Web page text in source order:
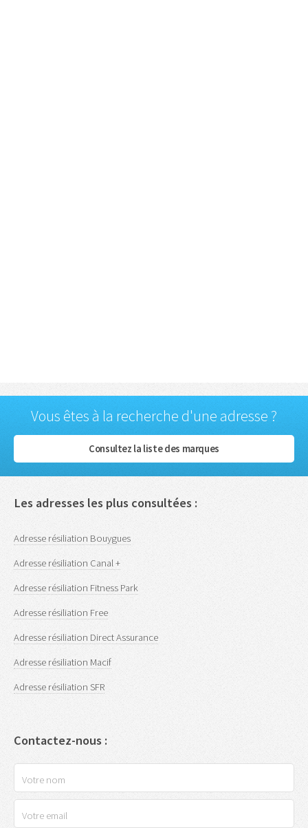
Vous êtes à la recherche d'une adresse ?
Consultez la liste des marques
Les adresses les plus consultées :
Adresse résiliation Bouygues
Adresse résiliation Canal +
Adresse résiliation Fitness Park
Adresse résiliation Free
Adresse résiliation Direct Assurance
Adresse résiliation Macif
Adresse résiliation SFR
Contactez-nous :